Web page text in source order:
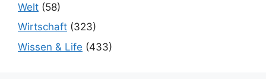
Welt (58)
Wirtschaft (323)
Wissen & Life (433)